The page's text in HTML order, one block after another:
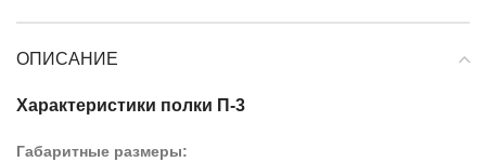
ОПИСАНИЕ
Характеристики полки П-3
Габаритные размеры: